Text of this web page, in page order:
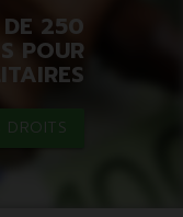
PLUS DE 250
POUR
LES MILITAIRES
VOIR MES DROITS